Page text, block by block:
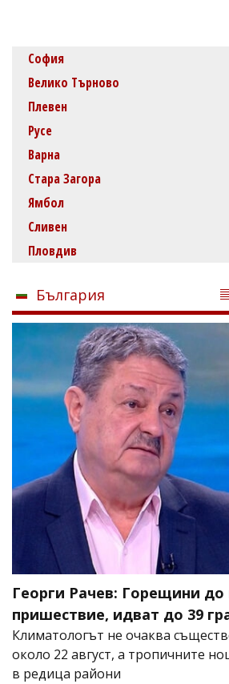
София
Велико Търново
Плевен
Русе
Варна
Стара Загора
Ямбол
Сливен
Пловдив
България
Георги Рачев: Горещини до
пришествие, идват до 39
Климатологът не очаква
около 22 август, а тропичните
в редица райони